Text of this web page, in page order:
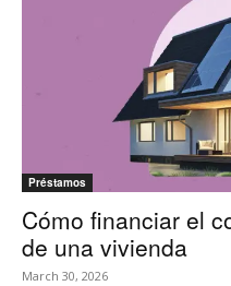
Préstamos
Cómo financiar el
de una vivienda
March 30, 2026